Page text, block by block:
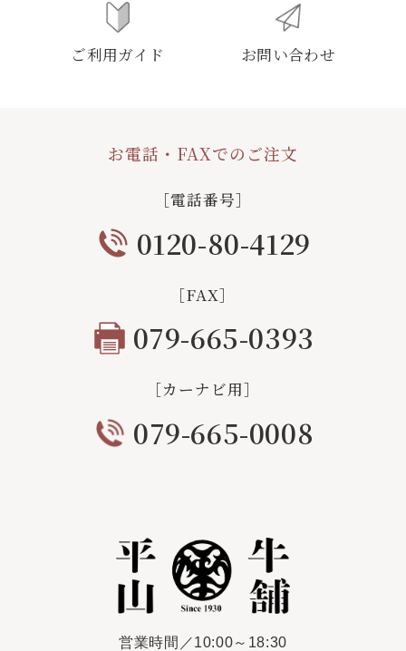
ご利用ガイド お問い合わせ
お電話・FAXでのご注文
［電話番号］
0120-80-4129
［FAX］
079-665-0393
［カーナビ用］
079-665-0008
営業時間／10:00～18:30